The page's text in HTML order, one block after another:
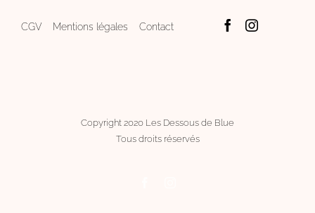
CGV Mentions légales Contact
Copyright 2020 Les Dessous de Blue
Tous droits réservés